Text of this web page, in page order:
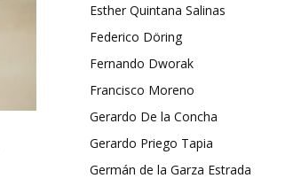
Esther Quintana Salinas
Federico Döring
Fernando Dworak
Francisco Moreno
Gerardo De la Concha
Gerardo Priego Tapia
Germán de la Garza Estrada